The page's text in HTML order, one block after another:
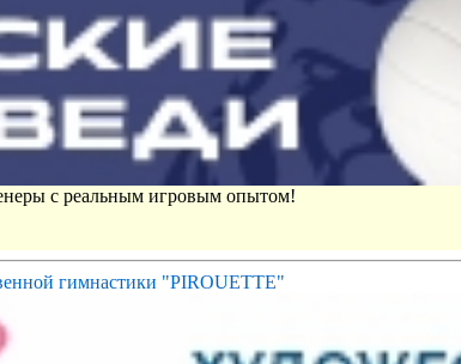
с реальным игровым опытом!
гимнастики "PIROUETTE"